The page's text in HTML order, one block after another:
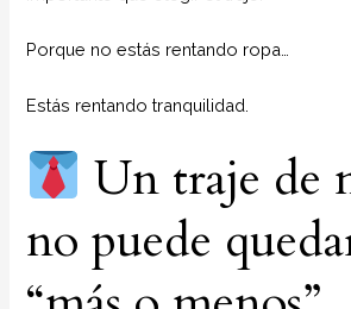
Porque no estás rentando ropa…
Estás rentando tranquilidad.
Un traje de
no puede